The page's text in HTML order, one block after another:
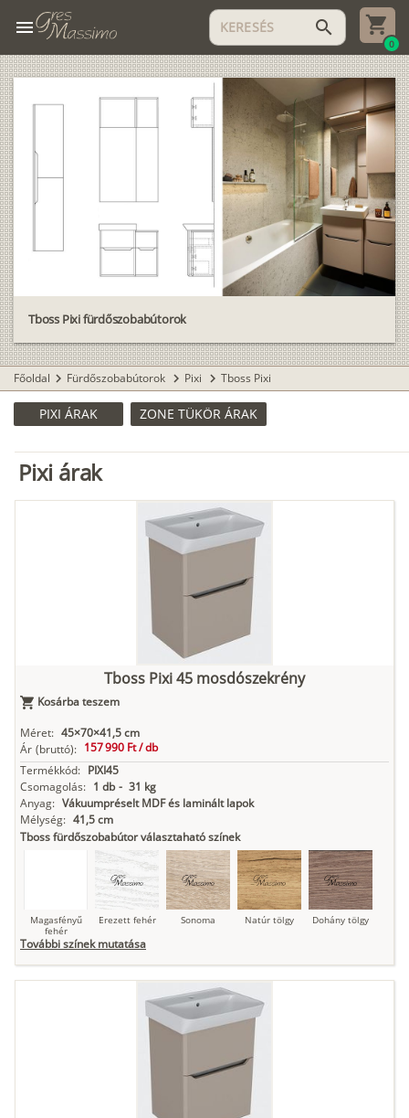
menu search
0
Tboss Pixi fürdőszobabútorok
Főoldal chevron_right Fürdőszobabútorok chevron_right Pixi chevron_right Tboss Pixi
PIXI ÁRAK ZONE TÜKÖR ÁRAK
Pixi árak
Tboss Pixi 45 mosdószekrény
Kosárba teszem
Méret: 45×70×41,5 cm
Ár (bruttó): 157 990 Ft /db
Termékkód: PIXI45
Csomagolás: 1 db - 31 kg
Anyag: Vákuumpréselt MDF és laminált lapok
Mélység: 41,5 cm
Tboss fürdőszobabútor választaható színek
Magasfényű
fehér
Erezett fehér Sonoma Natúr tölgy Dohány tölgy
Loft beton
Szupermatt
fehér
Füstös zöld
További színek mutatása